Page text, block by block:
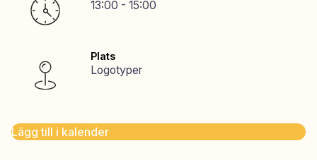
13:00 - 15:00
Plats
Logotyper
Lägg till i kalender